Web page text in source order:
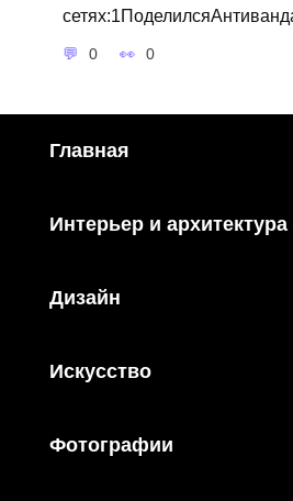
0 0
Главная
Интерьер и архитектура
Дизайн
Искусство
Фотографии